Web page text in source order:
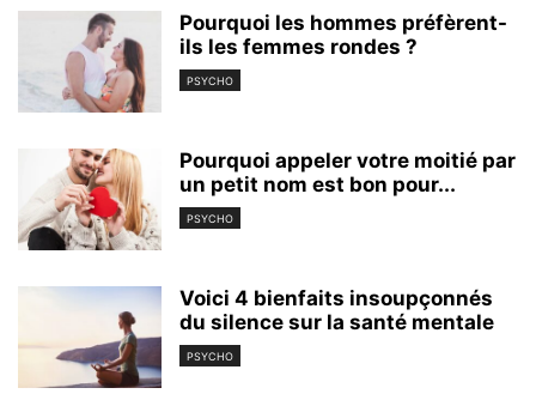
Pourquoi les hommes préfèrent-
ils les femmes rondes ?
PSYCHO
Pourquoi appeler votre moitié par
un petit nom est bon pour...
PSYCHO
Voici 4 bienfaits insoupçonnés
du silence sur la santé mentale
PSYCHO